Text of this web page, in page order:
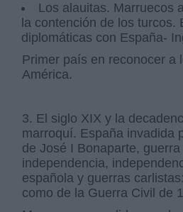
Los alauitas. Marruecos
la contención de los turcos.
diplomáticas con España-
Primer país en reconocer a
América.
3. El siglo XIX y la
marroquí. España invadida
de José I Bonaparte,
independencia,
española y guerras
como de la Guerra Civil de